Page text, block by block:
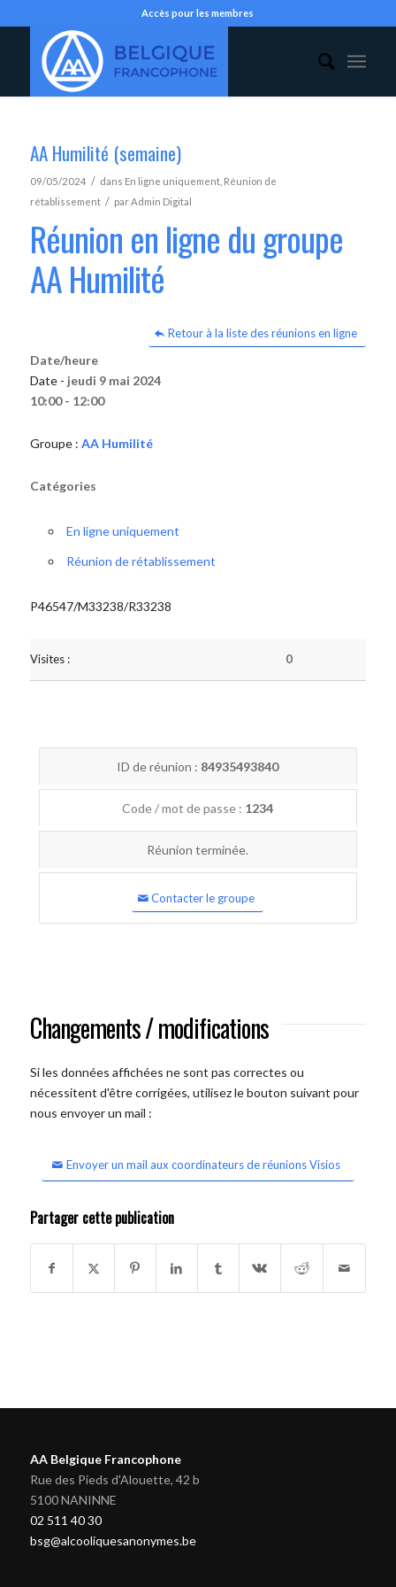
Accès pour les membres
AA Humilité (semaine)
09/05/2024 / dans En ligne uniquement, Réunion de
rétablissement / parAdmin Digital
Réunion en ligne du groupe
AA Humilité
Retour à la liste des réunions en ligne
Date/heure
Date - jeudi 9 mai 2024
10:00 - 12:00
Groupe : AA Humilité
Catégories
En ligne uniquement
Réunion de rétablissement
P46547/M33238/R33238
Visites : 0
ID de réunion : 84935493840
Code / mot de passe : 1234
Réunion terminée.
Contacter le groupe
Changements / modifications
Si les données affichées ne sont pas correctes ou
nécessitent d'être corrigées, utilisez le bouton suivant pour
nous envoyer un mail :
Envoyer un mail aux coordinateurs de réunions Visios
Partager cette publication
AA Belgique Francophone
Rue des Pieds d'Alouette, 42 b
5100 NANINNE
02 511 40 30
bsg@alcooliquesanonymes.be